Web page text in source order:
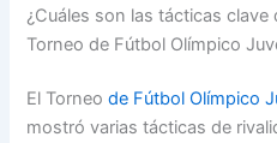
¿Cuáles son las tácticas
Torneo de Fútbol Olímpico
El Torneode Fútbol Olímpico
mostró varias tácticas de